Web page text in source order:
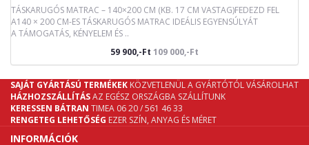
TÁSKARUGÓS MATRAC – 140×200 CM (KB. 17 CM VASTAG)FEDEZD FEL
A140 × 200 CM-ES TÁSKARUGÓS MATRAC IDEÁLIS EGYENSÚLYÁT
A TÁMOGATÁS, KÉNYELEM ÉS ..
59 900,-Ft 109 000,-Ft
SAJÁT GYÁRTÁSÚ TERMÉKEK KÖZVETLENÜL A GYÁRTÓTÓL VÁSÁROLHAT
HÁZHOZSZÁLLÍTÁSAZ EGÉSZ ORSZÁGBA SZÁLLÍTUNK
KERESSEN BÁTRAN TIMEA 06 20 / 561 46 33
RENGETEG LEHETŐSÉG EZER SZÍN, ANYAG ÉS MÉRET
INFORMÁCIÓK